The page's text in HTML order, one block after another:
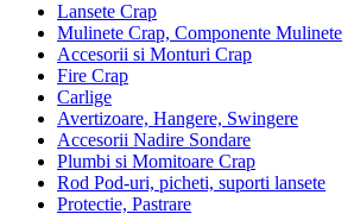
Lansete Crap
Mulinete Crap, Componente Mulinete
Accesorii si Monturi Crap
Fire Crap
Carlige
Avertizoare, Hangere, Swingere
Accesorii Nadire Sondare
Plumbi si Momitoare Crap
Rod Pod-uri, picheti, suporti lansete
Protectie, Pastrare